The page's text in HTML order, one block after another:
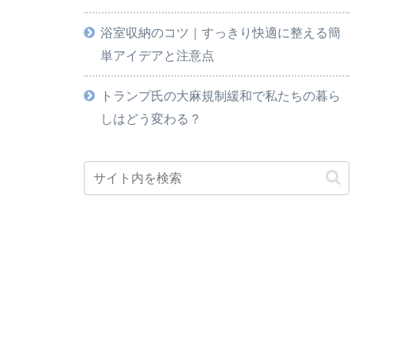
浴室収納のコツ｜すっきり快適に整える簡
単アイデアと注意点
トランプ氏の大麻規制緩和で私たちの暮ら
しはどう変わる？